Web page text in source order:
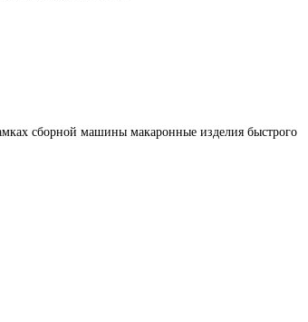
сборной машины макаронные изделия быстрого